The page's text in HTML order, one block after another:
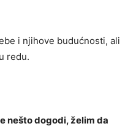
i njihove budućnosti, ali
redu.
nešto dogodi, želim da